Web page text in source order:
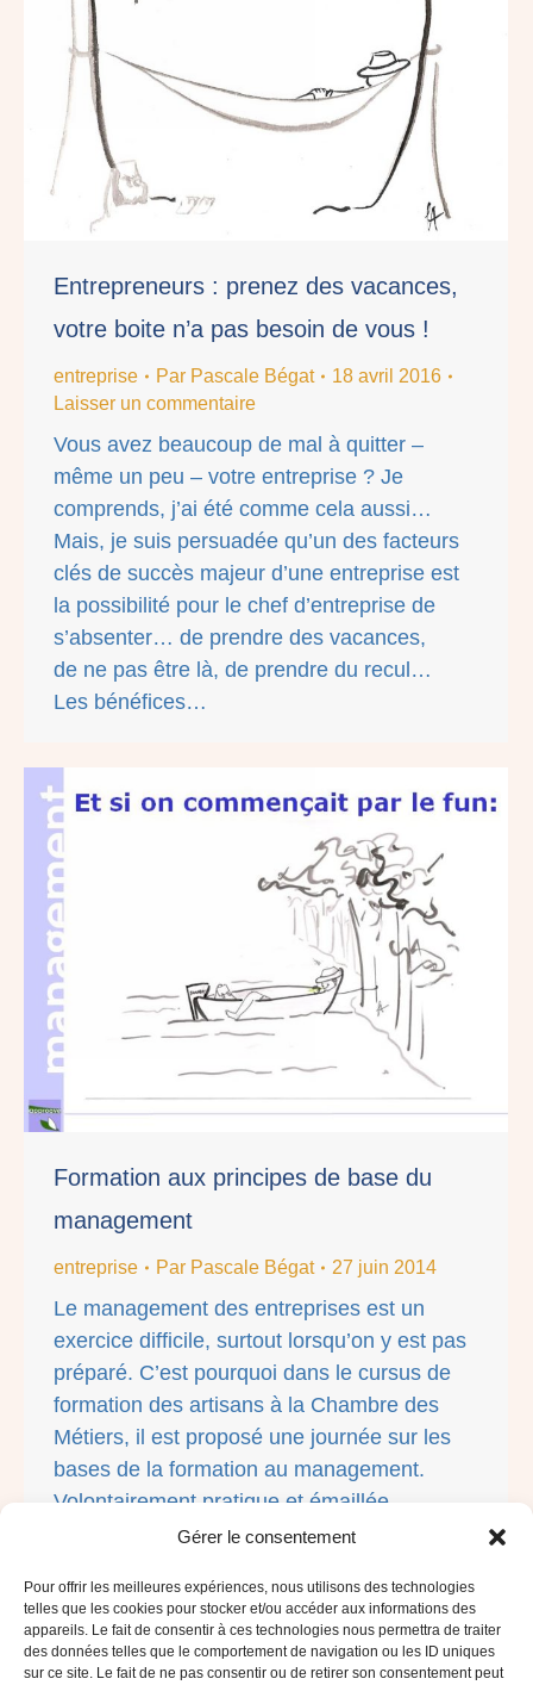
Gérer le consentement
Pour offrir les meilleures expériences, nous utilisons des technologies
telles que les cookies pour stocker et/ou accéder aux informations des
appareils. Le fait de consentir à ces technologies nous permettra de traiter
des données telles que le comportement de navigation ou les ID uniques
sur ce site. Le fait de ne pas consentir ou de retirer son consentement peut
Entrepreneurs : prenez des vacances,
votre boite n’a pas besoin de vous !
entreprise Par Pascale Bégat
18 avril 2016
Laisser un commentaire
Vous avez beaucoup de mal à quitter –
même un peu – votre entreprise ? Je
comprends, j’ai été comme cela aussi…
Mais, je suis persuadée qu’un des facteurs
clés de succès majeur d’une entreprise est
la possibilité pour le chef d’entreprise de
s’absenter… de prendre des vacances,
de ne pas être là, de prendre du recul…
Les bénéfices…
Formation aux principes de base du
management
entreprise Par Pascale Bégat 27 juin 2014
Le management des entreprises est un
exercice difficile, surtout lorsqu’on y est pas
préparé. C’est pourquoi dans le cursus de
formation des artisans à la Chambre des
Métiers, il est proposé une journée sur les
bases de la formation au management.
Volontairement pratique et émaillée
d’exemples tirés de ma vie d’entrepreneure,